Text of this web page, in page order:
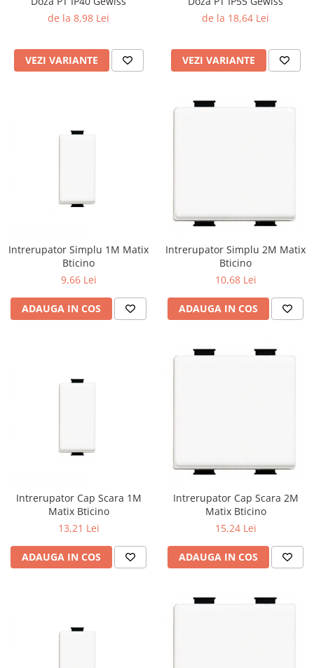
de la 8,98 Lei
VEZI VARIANTE
de la 18,64 Lei
VEZI VARIANTE
Intrerupator Simplu 1M Matix
Bticino
9,66 Lei
ADAUGA IN COS
Intrerupator Simplu 2M Matix
Bticino
10,68 Lei
ADAUGA IN COS
Intrerupator Cap Scara 1M
Matix Bticino
13,21 Lei
ADAUGA IN COS
Intrerupator Cap Scara 2M
Matix Bticino
15,24 Lei
ADAUGA IN COS